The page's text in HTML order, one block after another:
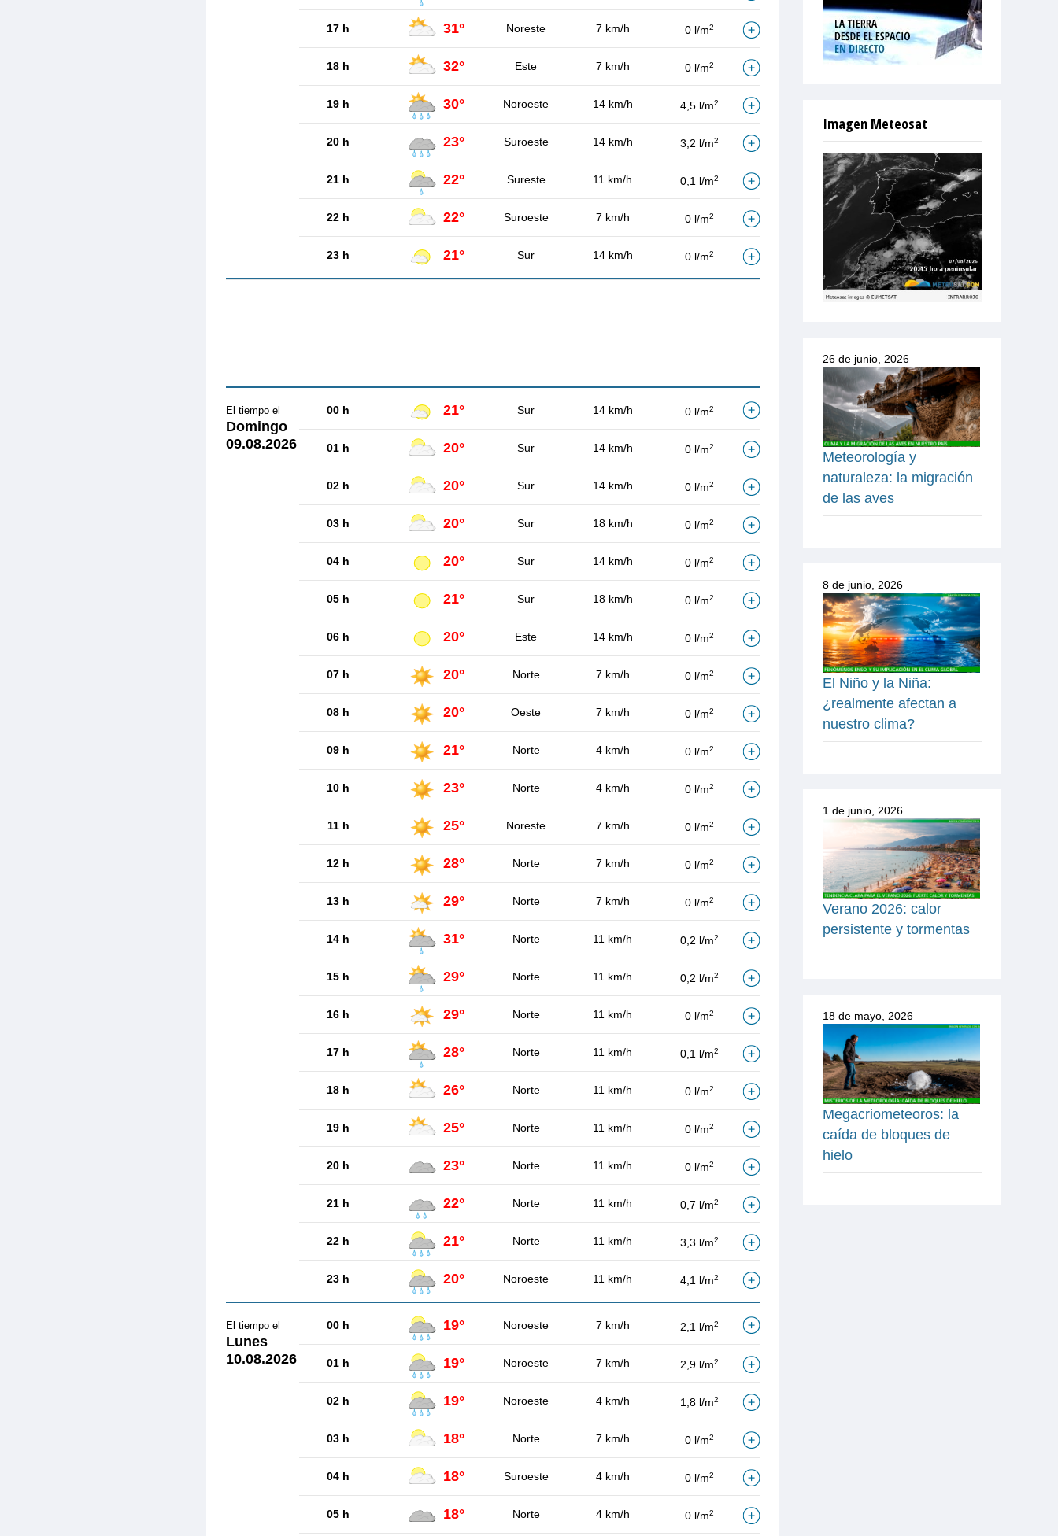
17 h 31° Noreste 7 km/h 0 l/m2
18 h 32° Este 7 km/h 0 l/m2
19 h 30° Noroeste 14 km/h 4,5 l/m2
20 h 23° Suroeste 14 km/h 3,2 l/m2
21 h 22° Sureste 11 km/h 0,1 l/m2
22 h 22° Suroeste 7 km/h 0 l/m2
23 h 21° Sur 14 km/h 0 l/m2
El tiempo el
Domingo
09.08.2026
00 h 21° Sur 14 km/h 0 l/m2
01 h 20° Sur 14 km/h 0 l/m2
02 h 20° Sur 14 km/h 0 l/m2
03 h 20° Sur 18 km/h 0 l/m2
04 h 20° Sur 14 km/h 0 l/m2
05 h 21° Sur 18 km/h 0 l/m2
06 h 20° Este 14 km/h 0 l/m2
07 h 20° Norte 7 km/h 0 l/m2
08 h 20° Oeste 7 km/h 0 l/m2
09 h 21° Norte 4 km/h 0 l/m2
10 h 23° Norte 4 km/h 0 l/m2
11 h 25° Noreste 7 km/h 0 l/m2
12 h 28° Norte 7 km/h 0 l/m2
13 h 29° Norte 7 km/h 0 l/m2
14 h 31° Norte 11 km/h 0,2 l/m2
15 h 29° Norte 11 km/h 0,2 l/m2
16 h 29° Norte 11 km/h 0 l/m2
17 h 28° Norte 11 km/h 0,1 l/m2
18 h 26° Norte 11 km/h 0 l/m2
19 h 25° Norte 11 km/h 0 l/m2
20 h 23° Norte 11 km/h 0 l/m2
21 h 22° Norte 11 km/h 0,7 l/m2
22 h 21° Norte 11 km/h 3,3 l/m2
23 h 20° Noroeste 11 km/h 4,1 l/m2
El tiempo el
Lunes
10.08.2026
00 h 19° Noroeste 7 km/h 2,1 l/m2
01 h 19° Noroeste 7 km/h 2,9 l/m2
02 h 19° Noroeste 4 km/h 1,8 l/m2
03 h 18° Norte 7 km/h 0 l/m2
04 h 18° Suroeste 4 km/h 0 l/m2
05 h 18° Norte 4 km/h 0 l/m2
Imagen Meteosat
26 de junio, 2026
Meteorología y
naturaleza: la migración
de las aves
8 de junio, 2026
El Niño y la Niña:
¿realmente afectan a
nuestro clima?
1 de junio, 2026
Verano 2026: calor
persistente y tormentas
18 de mayo, 2026
Megacriometeoros: la
caída de bloques de
hielo